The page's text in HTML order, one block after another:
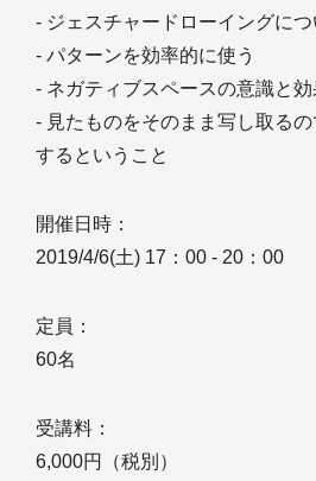
- ジェスチャードローイングにつ
- パターンを効率的に使う
- ネガティブスペースの意識と効
- 見たものをそのまま写し取る
するということ
開催日時：
2019/4/6(土) 17：00 - 20：00
定員：
60名
受講料：
6,000円（税別）